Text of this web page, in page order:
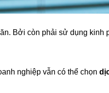
Bởi còn phải sử dụng kinh
nghiệp vẫn có thể chọn